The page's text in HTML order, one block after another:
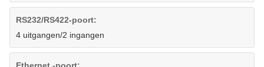
RS232/RS422-poort:
4 uitgangen/2 ingangen